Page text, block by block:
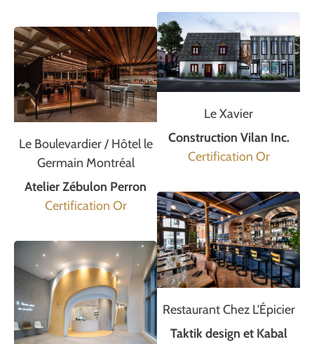
Le Boulevardier / Hôtel le
Germain Montréal
Atelier Zébulon Perron
Certification Or
Le Xavier
Construction Vilan Inc.
Certification Or
Restaurant Chez L'Épicier
Taktik design et Kabal